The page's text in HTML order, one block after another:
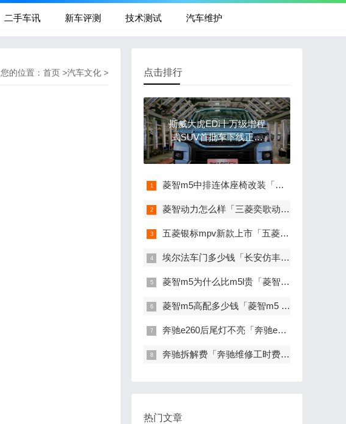
二手车讯 新车评测 技术测试 汽车维护
您的位置： 首页 >汽车文化 > 点击排行
斯威大虎EDi十万级增程
式SUV首批车下线正式
发运
菱智m5中排连体座椅改装「菱智中排连体座椅改装」
菱智动力怎么样「三菱奕歌动力怎么样」
五菱银标mpv新款上市「五菱银标七座」
埃尔法车门多少钱「长安仿丰田埃尔法」
菱智m5为什么比m5l贵「菱智m5与m5l有什么区别」
菱智m5高配多少钱「菱智m5 1.6与2.0排量哪个更好」
奔驰e260后尾灯不亮「奔驰e260后尾灯有半个不亮了」
奔驰拆解费「奔驰维修工时费价格表」
热门文章